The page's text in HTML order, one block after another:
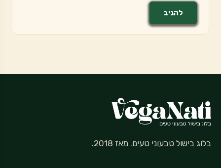
בלוג בישול טבעוני טעים. מאז 2018.